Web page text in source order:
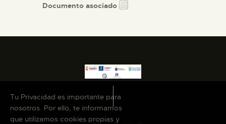
Documento asociado
Tu Privacidad es importante para
nosotros. Por ello, te informamos
que utilizamos cookies propias y